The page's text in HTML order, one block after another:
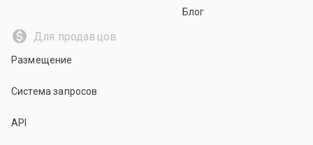
Блог
Для продавцов
Размещение
Система запросов
API